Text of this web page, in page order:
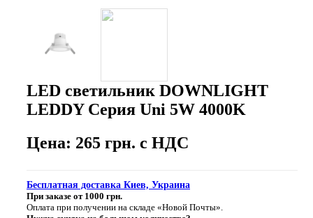
LED светильник DOWNLIGHT
LEDDY Серия Uni 5W 4000K
Цена: 265 грн. с НДС
Бесплатная доставка Киев, Украина
При заказе от 1000 грн.
Оплата при получении на складе «Новой Почты».